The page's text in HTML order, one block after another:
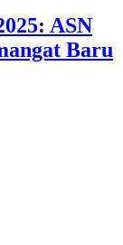
ASN
Baru